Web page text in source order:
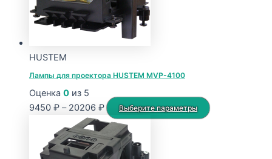
HUSTEM
Лампы для проектора HUSTEM MVP-4100
Оценка 0 из 5
9450 ₽ – 20206 ₽Диапазон
цен:
9450 ₽
–
Выберите параметры
Этот